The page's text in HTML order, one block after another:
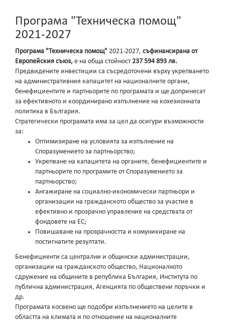
Програма "Техническа помощ"
2021-2027
Програма "Техническа помощ" 2021-2027, съфинансирана от
Европейския съюз, е на обща стойност237 594 893 лв.
Предвидените инвестиции са съсредоточени върху укрепването
на административния капацитет на националните органи,
бенефициентите и партньорите по програмата и ще допринесат
за ефективното и координирано изпълнение на кохезионната
политика в България.
Стратегически програмата има за цел да осигури възможности
за:
Оптимизиране на условията за изпълнение на
Споразумението за партньорство;
Укрепване на капацитета на органите, бенефициентите и
партньорите по програмите от Споразумението за
партньорство;
Ангажиране на социално-икономически партньори и
организации на гражданското общество за участие в
ефективно и прозрачно управление на средствата от
фондовете на ЕС;
Повишаване на прозрачността и комуникиране на
постигнатите резултати.
Бенефициенти са централни и общински администрации,
организации на гражданското общество, Националното
сдружение на общините в република България, Института по
публична администрация, Агенцията по обществени поръчки и
др.
Програмата косвено ще подобри изпълнението на целите в
областта на климата и по отношение на националните